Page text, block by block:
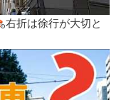
右折は徐行が大切と